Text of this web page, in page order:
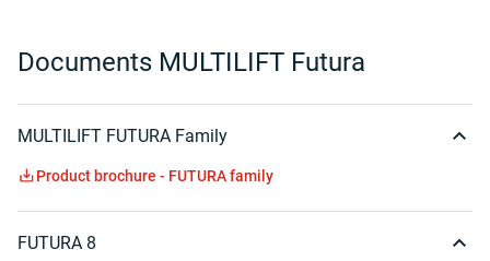
Documents MULTILIFT Futura
MULTILIFT FUTURA Family
Product brochure - FUTURA family
FUTURA 8